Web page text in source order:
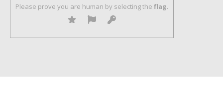
Please prove you are human by selecting the flag.